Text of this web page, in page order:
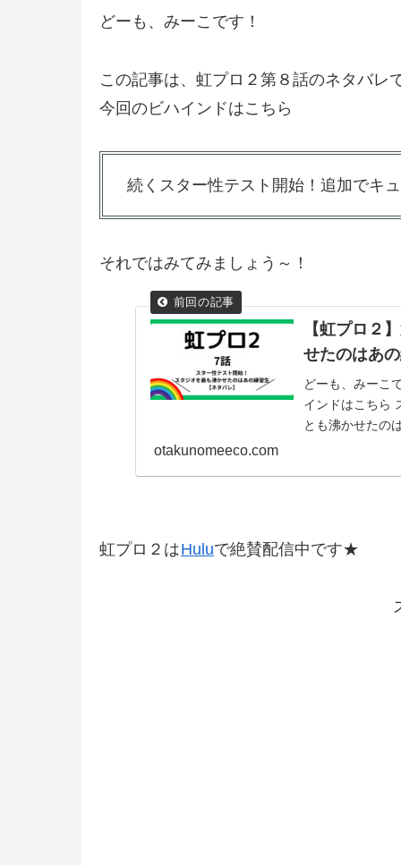
どーも、みーこです！
この記事は、虹プロ２第８話のネタバレ
今回のビハインドはこちら
続くスター性テスト開始！追加でキ
それではみてみましょう～！
【虹プロ２
せたのはあ
どーも、みーこ
インドはこちら
とも沸かせたの
otakunomeeco.com
虹プロ２はHuluで絶賛配信中です★